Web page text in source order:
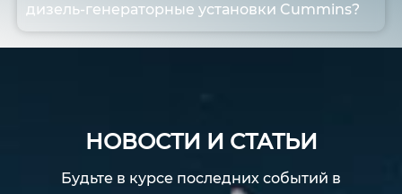
дизель-генераторные установки Cummins?
НОВОСТИ И СТАТЬИ
Будьте в курсе последних событий в